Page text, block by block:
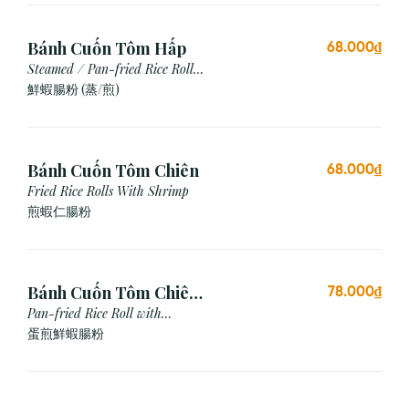
Bánh Cuốn Tôm Hấp
Steamed / Pan-fried Rice Roll
with Shrimp
鮮蝦腸粉 (蒸/煎)
68.000₫
Bánh Cuốn Tôm Chiên
Fried Rice Rolls With Shrimp
煎蝦仁腸粉
68.000₫
Bánh Cuốn Tôm Chiên
Trứng
Pan-fried Rice Roll with
Shrimp & Egg
蛋煎鮮蝦腸粉
78.000₫